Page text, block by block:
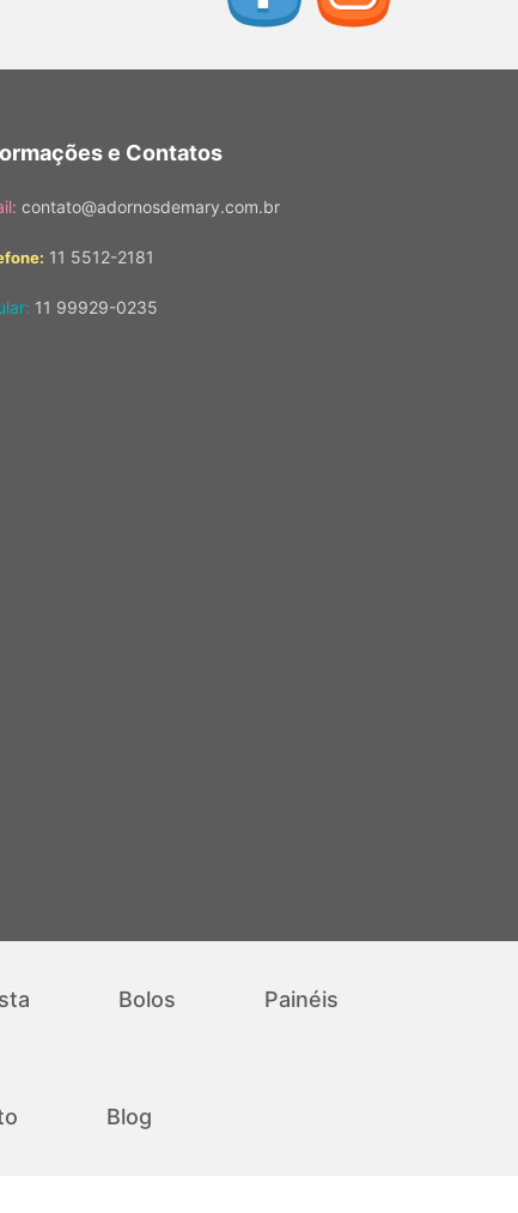
e Contatos
contato@adornosdemary.com.br
11 5512-2181
11 99929-0235
Bolos Painéis
Blog